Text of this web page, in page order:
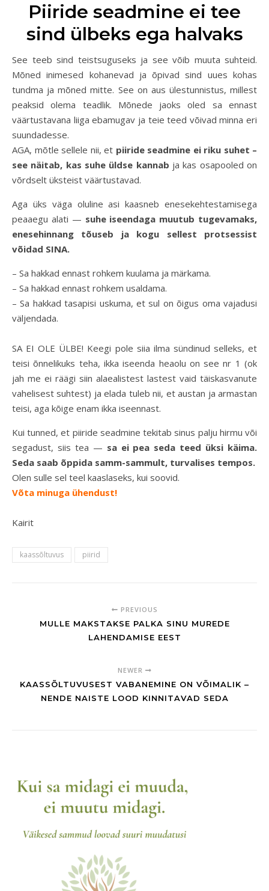
Piiride seadmine ei tee
sind ülbeks ega halvaks
See teeb sind teistsuguseks ja see võib muuta suhteid.
Mõned inimesed kohanevad ja õpivad sind uues kohas
tundma ja mõned mitte. See on aus ülestunnistus, millest
peaksid olema teadlik. Mõnede jaoks oled sa ennast
väärtustavana liiga ebamugav ja teie teed võivad minna eri
suundadesse.
AGA, mõtle sellele nii, et piiride seadmine ei riku suhet –
see näitab, kas suhe üldse kannab ja kas osapooled on
võrdselt üksteist väärtustavad.
Aga üks väga oluline asi kaasneb enesekehtestamisega
peaaegu alati — suhe iseendaga muutub tugevamaks,
enesehinnang tõuseb ja kogu sellest protsessist
võidad SINA.
– Sa hakkad ennast rohkem kuulama ja märkama.
– Sa hakkad ennast rohkem usaldama.
– Sa hakkad tasapisi uskuma, et sul on õigus oma vajadusi
väljendada.
SA EI OLE ÜLBE! Keegi pole siia ilma sündinud selleks, et
teisi õnnelikuks teha, ikka iseenda heaolu on see nr 1 (ok
jah me ei räägi siin alaealistest lastest vaid täiskasvanute
vahelisest suhtest) ja elada tuleb nii, et austan ja armastan
teisi, aga kõige enam ikka iseennast.
Kui tunned, et piiride seadmine tekitab sinus palju hirmu või
segadust, siis tea — sa ei pea seda teed üksi käima.
Seda saab õppida samm-sammult, turvalises tempos.
Olen sulle sel teel kaaslaseks, kui soovid.
Võta minuga ühendust!
Kairit
kaassõltuvus piirid
PREVIOUS
MULLE MAKSTAKSE PALKA SINU MUREDE
LAHENDAMISE EEST
NEWER
KAASSÕLTUVUSEST VABANEMINE ON VÕIMALIK –
NENDE NAISTE LOOD KINNITAVAD SEDA